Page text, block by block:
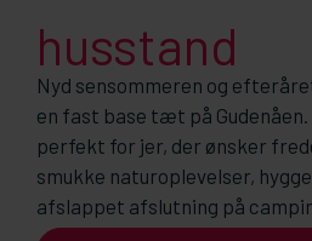
husstand
Nyd sensommeren og
en fast base tæt på
perfekt for jer, der ønsker
smukke naturoplevelser,
afslappet afslutning på